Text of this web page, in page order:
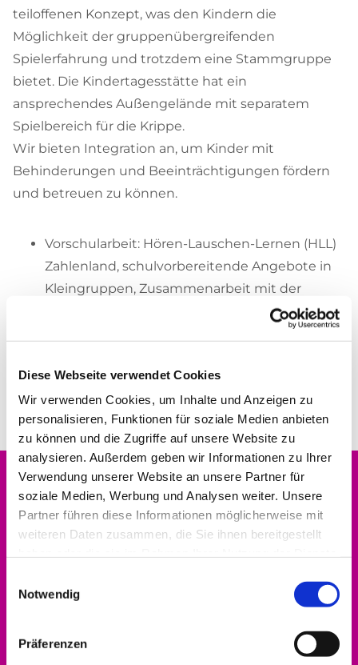
Diese Webseite verwendet Cookies
Wir verwenden Cookies, um Inhalte und Anzeigen zu
personalisieren, Funktionen für soziale Medien anbieten
zu können und die Zugriffe auf unsere Website zu
analysieren. Außerdem geben wir Informationen zu Ihrer
Verwendung unserer Website an unsere Partner für
soziale Medien, Werbung und Analysen weiter. Unsere
Partner führen diese Informationen möglicherweise mit
weiteren Daten zusammen, die Sie ihnen bereitgestellt
Notwendig
Präferenzen
teiloffenen Konzept, was den Kindern die
Möglichkeit der gruppenübergreifenden
Spielerfahrung und trotzdem eine Stammgruppe
bietet. Die Kindertagesstätte hat ein
ansprechendes Außengelände mit separatem
Spielbereich für die Krippe.
Wir bieten Integration an, um Kinder mit
Behinderungen und Beeinträchtigungen fördern
und betreuen zu können.
Vorschularbeit: Hören-Lauschen-Lernen (HLL)
Zahlenland, schulvorbereitende Angebote in
Kleingruppen, Zusammenarbeit mit der
KISS (Kindersprachscreening)
Evangelischer Kirchenkreis Hofgeismar-
Wolfhagen
Altstädter Kirchplatz 5